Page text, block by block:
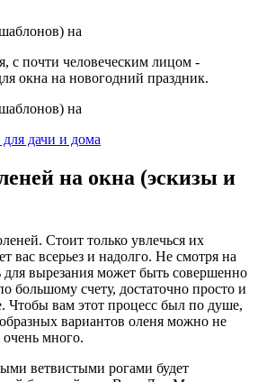
с почти человеческим лицом -
окна на новогодний праздник.
дачи и дома
на окна (эскизы и
Стоит только увлечься их
вас всерьез и надолго. Не смотря на
для вырезания может быть совершенно
большому счету, достаточно просто и
Чтобы вам этот процесс был по душе,
вариантов оленя можно не
очень много.
ветвистыми рогами будет